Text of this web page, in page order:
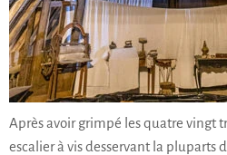
Après avoir grimpé les quatre vingt
escalier à vis desservant la pluparts